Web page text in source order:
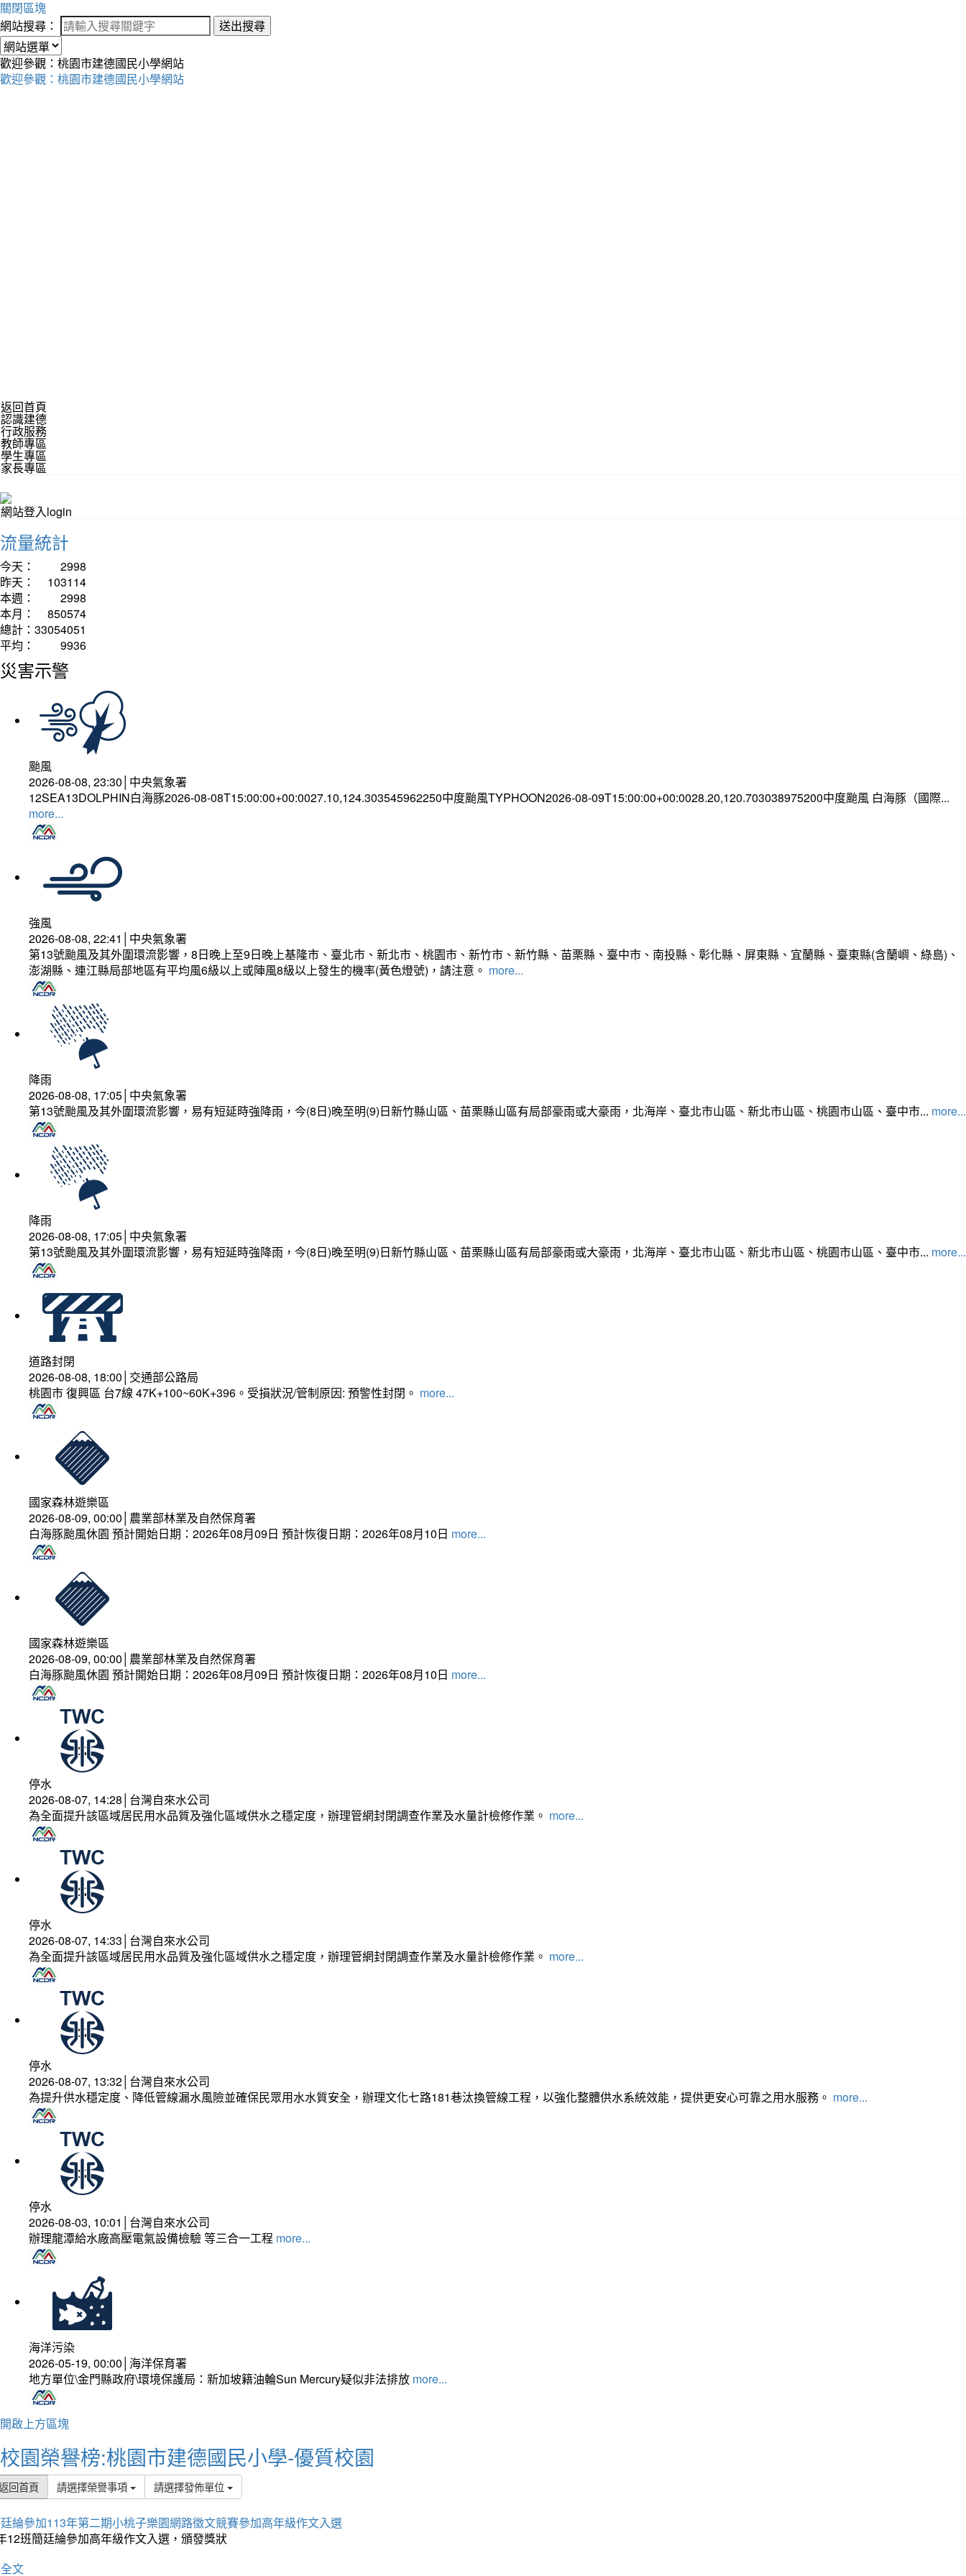
關閉區塊
網站搜尋：
送出搜尋
歡迎參觀：桃園市建德國民小學網站
歡迎參觀：桃園市建德國民小學網站
返回首頁
認識建德
行政服務
教師專區
學生專區
家長專區
網站登入login
流量統計
今天：
2998
昨天：
103114
本週：
2998
本月：
850574
總計： 33054051
平均：
9936
災害示警
颱風
2026-08-08, 23:30│中央氣象署
12SEA13DOLPHIN白海豚2026-08-08T15:00:00+00:0027.10,124.303545962250中度颱風TYPHOON2026-08-09T15:00:00+00:0028.20,120.703038975200中度颱風 白海豚（國際...
more...
強風
2026-08-08, 22:41│中央氣象署
第13號颱風及其外圍環流影響，8日晚上至9日晚上基隆市、臺北市、新北市、桃園市、新竹市、新竹縣、苗栗縣、臺中市、南投縣、彰化縣、屏東縣、宜蘭縣、臺東縣(含蘭嶼、綠島)、
澎湖縣、連江縣局部地區有平均風6級以上或陣風8級以上發生的機率(黃色燈號)，請注意。 more...
降雨
2026-08-08, 17:05│中央氣象署
第13號颱風及其外圍環流影響，易有短延時強降雨，今(8日)晚至明(9)日新竹縣山區、苗栗縣山區有局部豪雨或大豪雨，北海岸、臺北市山區、新北市山區、桃園市山區、臺中市... more...
降雨
2026-08-08, 17:05│中央氣象署
第13號颱風及其外圍環流影響，易有短延時強降雨，今(8日)晚至明(9)日新竹縣山區、苗栗縣山區有局部豪雨或大豪雨，北海岸、臺北市山區、新北市山區、桃園市山區、臺中市... more...
道路封閉
2026-08-08, 18:00│交通部公路局
桃園市 復興區 台7線 47K+100~60K+396。受損狀況/管制原因: 預警性封閉。 more...
國家森林遊樂區
2026-08-09, 00:00│農業部林業及自然保育署
白海豚颱風休園 預計開始日期：2026年08月09日 預計恢復日期：2026年08月10日 more...
國家森林遊樂區
2026-08-09, 00:00│農業部林業及自然保育署
白海豚颱風休園 預計開始日期：2026年08月09日 預計恢復日期：2026年08月10日 more...
停水
2026-08-07, 14:28│台灣自來水公司
為全面提升該區域居民用水品質及強化區域供水之穩定度，辦理管網封閉調查作業及水量計檢修作業。 more...
停水
2026-08-07, 14:33│台灣自來水公司
為全面提升該區域居民用水品質及強化區域供水之穩定度，辦理管網封閉調查作業及水量計檢修作業。 more...
停水
2026-08-07, 13:32│台灣自來水公司
為提升供水穩定度、降低管線漏水風險並確保民眾用水水質安全，辦理文化七路181巷汰換管線工程，以強化整體供水系統效能，提供更安心可靠之用水服務。 more...
停水
2026-08-03, 10:01│台灣自來水公司
辦理龍潭給水廠高壓電氣設備檢驗 等三合一工程 more...
海洋污染
2026-05-19, 00:00│海洋保育署
地方單位\金門縣政府\環境保護局：新加坡籍油輪Sun Mercury疑似非法排放 more...
開啟上方區塊
校園榮譽榜:桃園市建德國民小學-優質校園
回首頁 請選擇榮譽事項 請選擇發佈單位
綸參加113年第二期小桃子樂園網路徵文競賽參加高年級作文入選
12班簡廷綸參加高年級作文入選，頒發獎狀
文